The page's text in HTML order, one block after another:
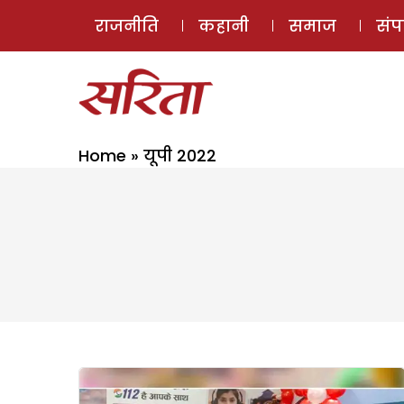
राजनीति कहानी समाज
Home » यूपी 2022